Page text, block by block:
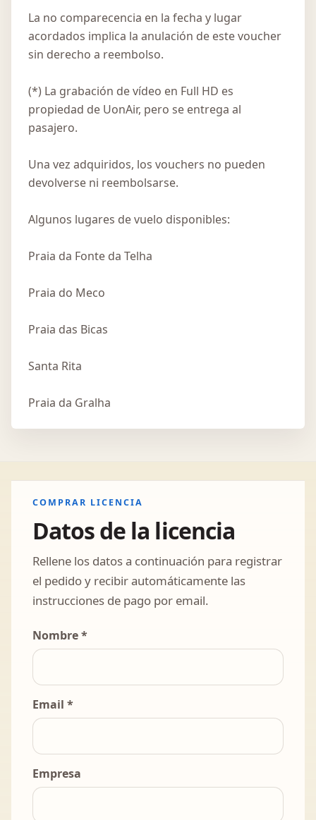
La no comparecencia en la fecha y lugar
acordados implica la anulación de este voucher
sin derecho a reembolso.
(*) La grabación de vídeo en Full HD es
propiedad de UonAir, pero se entrega al
pasajero.
Una vez adquiridos, los vouchers no pueden
devolverse ni reembolsarse.
Algunos lugares de vuelo disponibles:
Praia da Fonte da Telha
Praia do Meco
Praia das Bicas
Santa Rita
Praia da Gralha
COMPRAR LICENCIA
Datos de la licencia
Rellene los datos a continuación para registrar
el pedido y recibir automáticamente las
instrucciones de pago por email.
Nombre *
Email *
Empresa